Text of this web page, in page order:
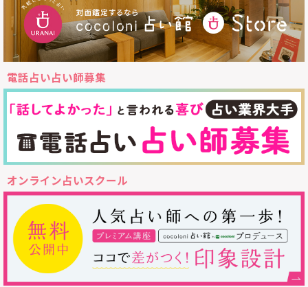
電話占い占い師募集
オンライン占いスクール